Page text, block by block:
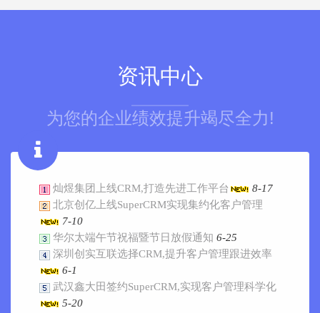
资讯中心
为您的企业绩效提升竭尽全力!
灿煜集团上线CRM,打造先进工作平台
8-17
北京创亿上线SuperCRM实现集约化客户管理
7-10
华尔太端午节祝福暨节日放假通知 6-25
深圳创实互联选择CRM,提升客户管理跟进效率
6-1
武汉鑫大田签约SuperCRM,实现客户管理科学化
5-20